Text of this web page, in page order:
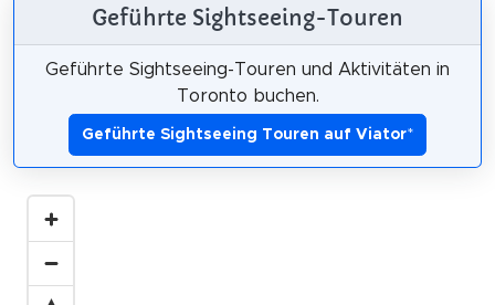
Geführte Sightseeing-Touren
Geführte Sightseeing-Touren und Aktivitäten in
Toronto buchen.
Geführte Sightseeing Touren auf Viator*